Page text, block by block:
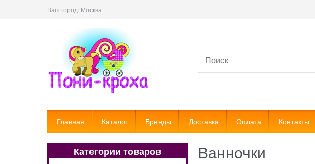
Ваш город: Москва
Главная Каталог Бренды Доставка Оплата Контакты
Категории товаров Ванночки